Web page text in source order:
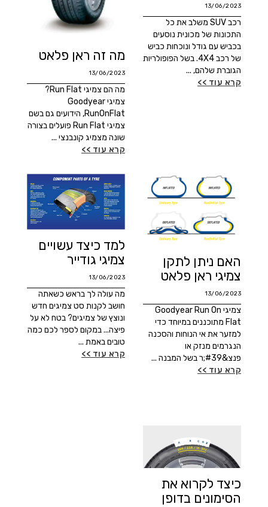
13/06/2023
רכב SUV משלב את כל
התכונות של מכונית נוסעים
בכביש עם גודל ונוכחות כביש
של רכב 4X4. בשל הפופולריות
הגוברת שלהם, ...
קרא עוד >>
מה זה ראן פלאט
13/06/2023
מה הם צמיגי Run Flat?
צמיגי Goodyear
RunOnFlat, הידועים גם בשם
צמיגי Run Flat פועלים בצורה
שונה מצמיג קונבנצי ...
קרא עוד >>
האם ניתן לתקן
צמיגי ראן פלאט
13/06/2023
צמיגי Goodyear Run On
Flat מתוכננים במיוחד כדי
למזער את אי הנוחות והסכנה
הנגרמים מנזק או
פנצ&#39;ר בשל המבנה ...
קרא עוד >>
למד כיצד עשויים
צמיגי גודייר
13/06/2023
מה עולה לך בראש כשאתה
חושב לקנות סט צמיגים חדש
ונוצץ של צמיגים? בטח לא על
פיצה... במקום לספר לכם כמה
טובים באמת ...
קרא עוד >>
כיצד לקרוא את
הסימונים בדופן